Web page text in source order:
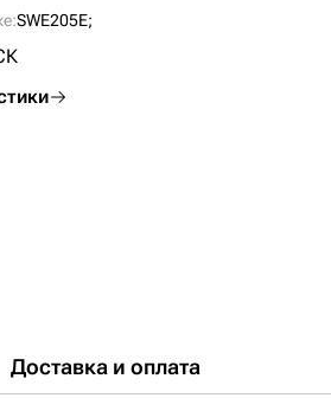
SWE205E;
Доставка и оплата